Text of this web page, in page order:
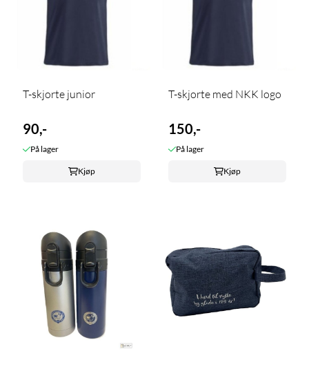
T-skjorte junior
90,-
På lager
Kjøp
T-skjorte med NKK logo
150,-
På lager
Kjøp